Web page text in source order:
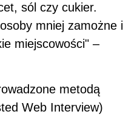
sól czy cukier.
mniej zamożne i
miejscowości" –
metodą
Web Interview)